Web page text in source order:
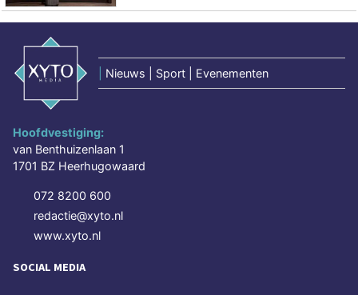
Nieuws | Sport | Evenementen
Hoofdvestiging:
van Benthuizenlaan 1
1701 BZ Heerhugowaard
072 8200 600
redactie@xyto.nl
www.xyto.nl
SOCIAL MEDIA